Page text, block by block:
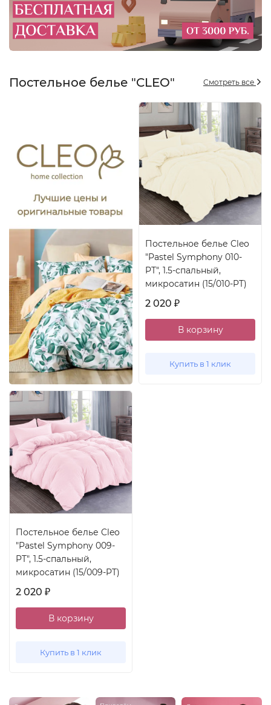
Постельное белье "CLEO" Смотреть все
Постельное белье Cleo
"Pastel Symphony 010-
PT", 1.5-спальный,
микросатин (15/010-PT)
2 020 ₽
В корзину
Купить в 1 клик
Постельное белье Cleo
"Pastel Symphony 009-
PT", 1.5-спальный,
микросатин (15/009-PT)
2 020 ₽
В корзину
Купить в 1 клик